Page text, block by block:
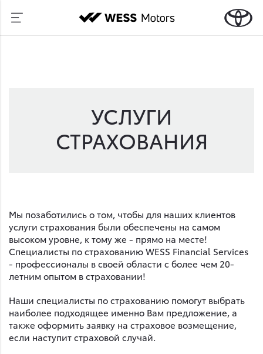
УСЛУГИ
СТРАХОВАНИЯ
Мы позаботились о том, чтобы для наших клиентов
услуги страхования были обеспечены на самом
высоком уровне, к тому же - прямо на месте!
Специалисты по страхованию WESS Financial Services
- профессионалы в своей области с более чем 20-
летним опытом в страховании!
Наши специалисты по страхованию помогут выбрать
наиболее подходящее именно Вам предложение, а
также оформить заявку на страховое возмещение,
если наступит страховой случай.